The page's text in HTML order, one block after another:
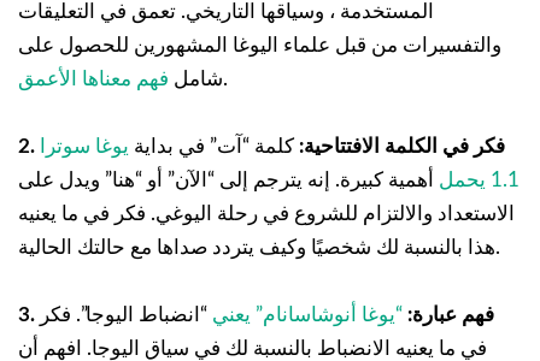
المستخدمة ، وسياقها التاريخي. تعمق في التعليقات
والتفسيرات من قبل علماء اليوغا المشهورين للحصول على
شامل فهم معناها الأعمق .
2. فكر في الكلمة الافتتاحية: كلمة “آت” في بداية يوغا سوترا
1.1 يحمل
أهمية كبيرة. إنه يترجم إلى “الآن” أو “هنا” ويدل على
الاستعداد والالتزام للشروع في رحلة اليوغي. فكر في ما يعنيه
هذا بالنسبة لك شخصيًا وكيف يتردد صداها مع حالتك الحالية.
3. فهم عبارة: “يوغا أنوشاسانام” يعني “انضباط اليوجا”. فكر
في ما يعنيه الانضباط بالنسبة لك في سياق اليوجا. افهم أن